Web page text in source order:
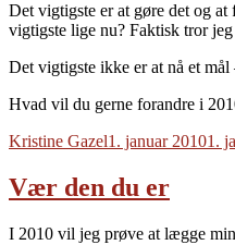
Det vigtigste er at gøre det og
vigtigste lige nu? Faktisk tror
Det vigtigste ikke er at nå et mål
Hvad vil du gerne forandre i
Forfatter
Kristine GazelUdgivet
1. januar 20101.
Vær den du er
I 2010 vil jeg prøve at lægge